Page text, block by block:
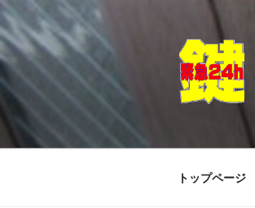
コ
ン
テ
ン
ツ
キ
トップページ